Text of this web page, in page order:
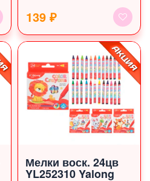
139 ₽
Мелки воск. 24цв
YL252310 Yalong